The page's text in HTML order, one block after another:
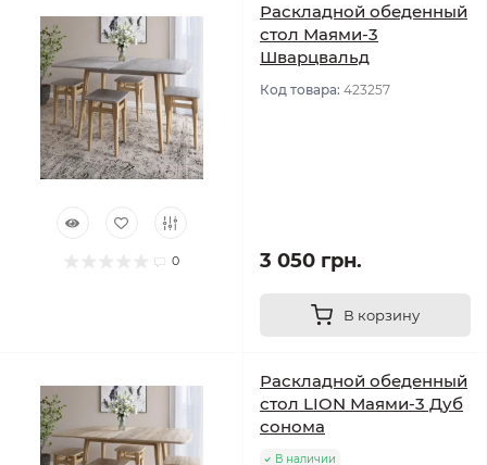
0
Раскладной обеденный
стол Маями-3
Шварцвальд
Код товара: 423257
3 050 грн.
В корзину
Раскладной обеденный
стол LION Маями-3 Дуб
сонома
В наличии